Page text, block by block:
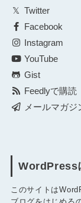
Twitter
Facebook
Instagram
YouTube
Gist
Feedlyで購読
メールマガジ
WordPress
このサイトは